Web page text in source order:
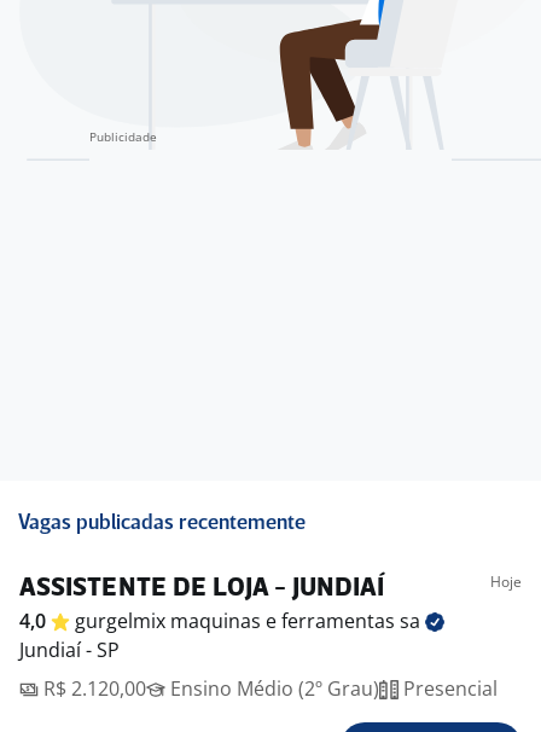
Vagas publicadas recentemente
ASSISTENTE DE LOJA - JUNDIAÍ Hoje
4,0 gurgelmix maquinas e ferramentas sa
Jundiaí - SP
R$ 2.120,00
Ensino Médio (2º Grau) Presencial